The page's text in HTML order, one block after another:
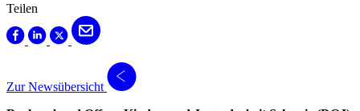
Teilen
Zur Newsübersicht